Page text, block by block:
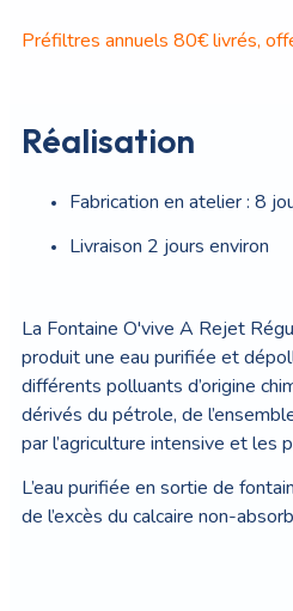
Préfiltres annuels 80€ livrés,
Réalisation
Fabrication en atelier : 8
Livraison 2 jours environ
La Fontaine O'vive A Rejet
produit une eau purifiée et
différents polluants d’origine
dérivés du pétrole, de
par l’agriculture intensive et les
L’eau purifiée en sortie de
de l’excès du calcaire non-